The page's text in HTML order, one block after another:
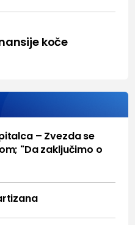
koče
– Zvezda se
"Da zaključimo o